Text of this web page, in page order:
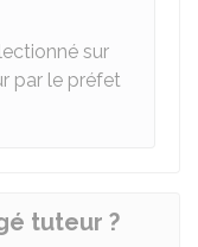
sur
par le préfet
tuteur ?